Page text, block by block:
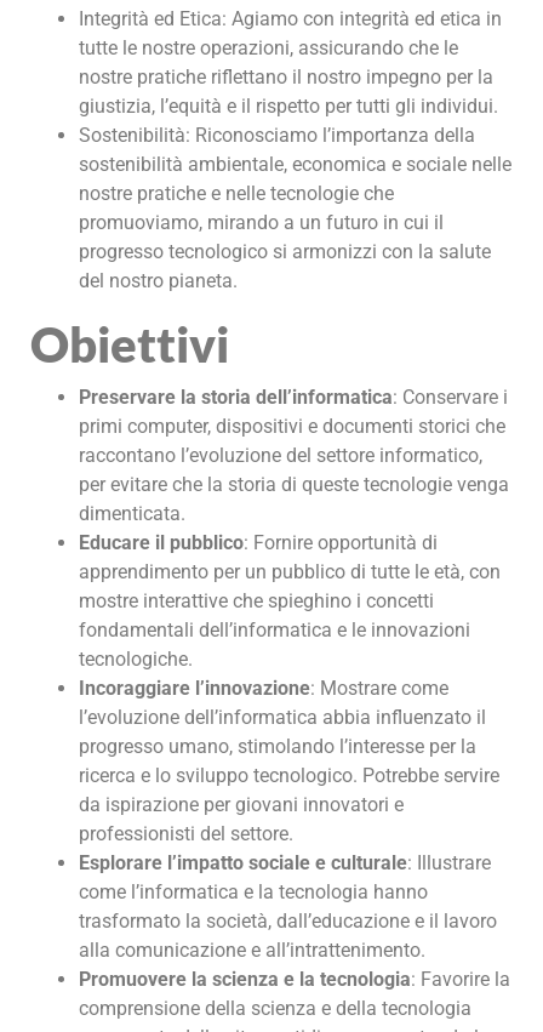
Integrità ed Etica: Agiamo con integrità ed etica in
tutte le nostre operazioni, assicurando che le
nostre pratiche riflettano il nostro impegno per la
giustizia, l’equità e il rispetto per tutti gli individui.
Sostenibilità: Riconosciamo l’importanza della
sostenibilità ambientale, economica e sociale nelle
nostre pratiche e nelle tecnologie che
promuoviamo, mirando a un futuro in cui il
progresso tecnologico si armonizzi con la salute
del nostro pianeta.
Obiettivi
Preservare la storia dell’informatica: Conservare i
primi computer, dispositivi e documenti storici che
raccontano l’evoluzione del settore informatico,
per evitare che la storia di queste tecnologie venga
dimenticata.
Educare il pubblico: Fornire opportunità di
apprendimento per un pubblico di tutte le età, con
mostre interattive che spieghino i concetti
fondamentali dell’informatica e le innovazioni
tecnologiche.
Incoraggiare l’innovazione: Mostrare come
l’evoluzione dell’informatica abbia influenzato il
progresso umano, stimolando l’interesse per la
ricerca e lo sviluppo tecnologico. Potrebbe servire
da ispirazione per giovani innovatori e
professionisti del settore.
Esplorare l’impatto sociale e culturale: Illustrare
come l’informatica e la tecnologia hanno
trasformato la società, dall’educazione e il lavoro
alla comunicazione e all’intrattenimento.
Promuovere la scienza e la tecnologia: Favorire la
comprensione della scienza e della tecnologia